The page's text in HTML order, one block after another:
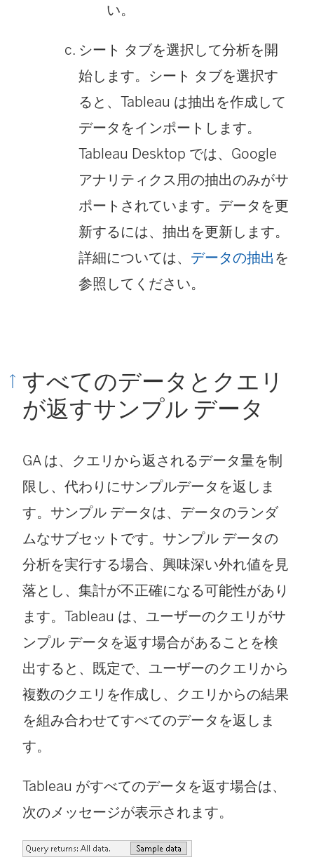
い
ウ
ン
ウ
で
リ
ン
ク
)
い。
シート タブを選択して分析を開
始します。シート タブを選択す
ると、Tableau は抽出を作成して
データをインポートします。
Tableau Desktop では、Google
アナリティクス用の抽出のみがサ
ポートされています。データを更
新するには、抽出を更新します。
詳細については、 データの抽出 を
参照してください。
すべてのデータとクエリ
が返すサンプル データ
GA は、クエリから返されるデータ量を制
限し、代わりにサンプルデータを返しま
す。サンプル データは、データのランダ
ムなサブセットです。サンプル データの
分析を実行する場合、興味深い外れ値を見
落とし、集計が不正確になる可能性があり
ます。Tableau は、ユーザーのクエリがサ
ンプル データを返す場合があることを検
出すると、既定で、ユーザーのクエリから
複数のクエリを作成し、クエリからの結果
を組み合わせてすべてのデータを返しま
す。
Tableau がすべてのデータを返す場合は、
次のメッセージが表示されます。